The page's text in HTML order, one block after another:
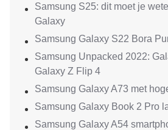
Samsung S25: dit moet je
Galaxy
Samsung Galaxy S22 Bora
Samsung Unpacked 2022:
Galaxy Z Flip 4
Samsung Galaxy A73 met
Samsung Galaxy Book 2 Pro
Samsung Galaxy A54